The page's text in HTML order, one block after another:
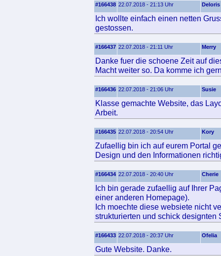
#166438 22.07.2018 - 21:13 Uhr Deloris
Ich wollte einfach einen netten
gestossen.
#166437 22.07.2018 - 21:11 Uhr Merry
Danke fuer die schoene Zeit auf
Macht weiter so. Da komme ich
#166436 22.07.2018 - 21:06 Uhr Susie
Klasse gemachte Website, das
Arbeit.
#166435 22.07.2018 - 20:54 Uhr Kory
Zufaellig bin ich auf eurem Portal
Design und den Informationen
#166434 22.07.2018 - 20:40 Uhr Cherie
Ich bin gerade zufaellig auf Ihrer
einer anderen Homepage).
Ich moechte diese websiete nicht
strukturierten und schick designten
#166433 22.07.2018 - 20:37 Uhr Ofelia
Gute Website. Danke.